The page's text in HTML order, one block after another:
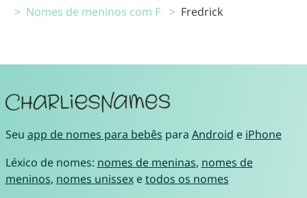
Nomes de meninos com F
Fredrick
Seu app de nomes para bebês para Android e iPhone
Léxico de nomes: nomes de meninas, nomes de
meninos, nomes unissexetodos os nomes